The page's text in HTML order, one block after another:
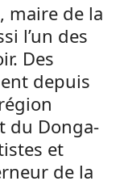
maire de la
l’un des
Des
depuis
du Donga-
et
de la